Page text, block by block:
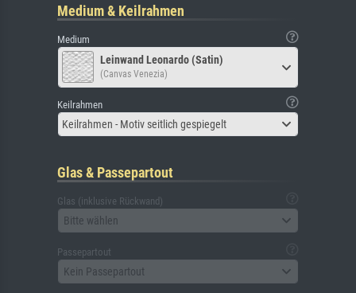
Medium & Keilrahmen
Medium
Leinwand Leonardo (Satin)
(Canvas Venezia)
Keilrahmen
Keilrahmen - Motiv seitlich gespiegelt
Glas & Passepartout
Glas (inklusive Rückwand)
Bitte wählen
Passepartout
Kein Passepartout